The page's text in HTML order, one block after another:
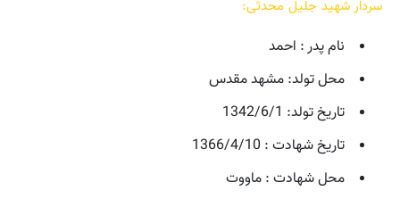
سردار شهید جلیل محدثی:
نام پدر : احمد
محل تولد: مشهد مقدس
تاریخ تولد: 1342/6/1
تاریخ شهادت : 1366/4/10
محل شهادت : ماووت